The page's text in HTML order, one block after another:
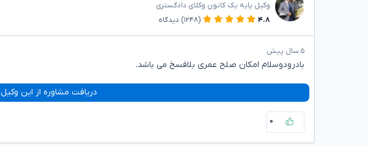
وکیل پایه یک کانون وکلای دادگستری
۴.۸
(۱۲۴۸) دیدگاه
۵ سال پیش
بادرودوسلام امکان صلح عمری بلافسخ می باشد.
دریافت مشاوره از این وکیل
۰